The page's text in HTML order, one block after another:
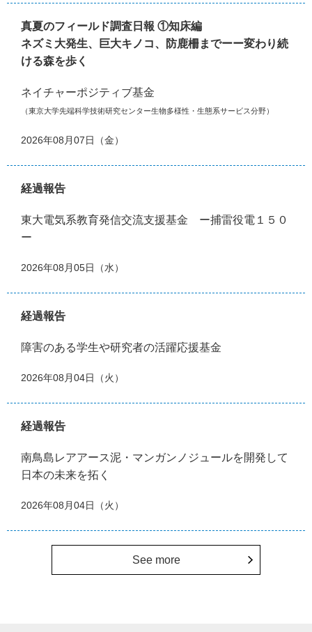
真夏のフィールド調査日報 ①知床編
ネズミ大発生、巨大キノコ、防鹿柵までーー変わり続
ける森を歩く
ネイチャーポジティブ基金
（東京大学先端科学技術研究センター生物多様性・生態系サービス分野）
2026年08月07日（金）
経過報告
東大電気系教育発信交流支援基金 ー捕雷役電１５０
ー
2026年08月05日（水）
経過報告
障害のある学生や研究者の活躍応援基金
2026年08月04日（火）
経過報告
南鳥島レアアース泥・マンガンノジュールを開発して
日本の未来を拓く
2026年08月04日（火）
See more